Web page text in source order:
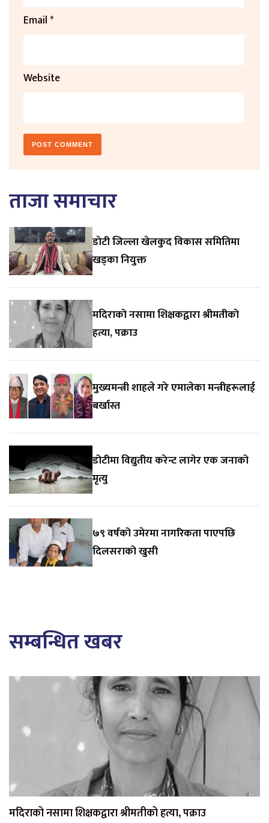
Email*
Website
ताजा समाचार
डाेटी जिल्ला खेलकुद विकास समितिमा
खड्का नियुक्त
मदिराको नसामा शिक्षकद्वारा श्रीमतीको
हत्या, पक्राउ
मुख्यमन्त्री शाहले गरे एमालेका मन्त्रीहरूलाई
बर्खास्त
डोटीमा विद्युतीय करेन्ट लागेर एक जनाको
मृत्यु
७९ वर्षको उमेरमा नागरिकता पाएपछि
दिलसराको खुसी
सम्बन्धित खबर
मदिराको नसामा शिक्षकद्वारा श्रीमतीको हत्या, पक्राउ